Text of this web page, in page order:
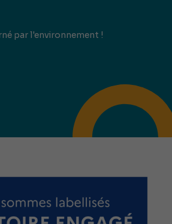
par l'environnement !